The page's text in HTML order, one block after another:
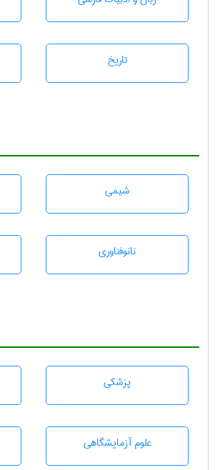
تاريخ
شيمی
نانوفناوری
پزشكی
علوم آزمايشگاهی